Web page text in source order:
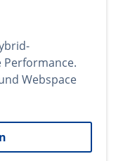
Performance.
Webspace